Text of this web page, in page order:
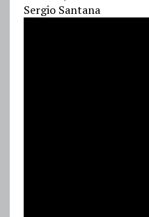
Sergio Santana